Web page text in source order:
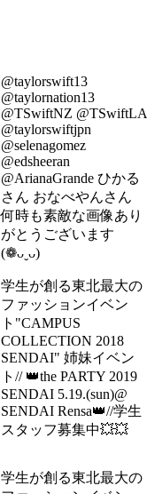
@taylorswift13
@taylornation13
@TSwiftNZ @TSwiftLA
@taylorswiftjpn
@selenagomez
@edsheeran
@ArianaGrande ひかる
さん おなべやんさん
何時も素敵な画像あり
がとうございます
(❁ᴗˬᴗ)
学生が創る東北最大の
ファッションイベン
ト"CAMPUS
COLLECTION 2018
SENDAI" 姉妹イベン
ト// 👑the PARTY 2019
SENDAI 5.19.(sun)@
SENDAI Rensa👑//学生
スタッフ募集中💥💥
学生が創る東北最大の